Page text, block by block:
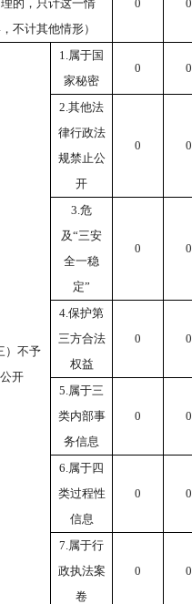
的，只计这一情
不计其他情形）
0 0
）不予
公开
1.属于国
家秘密
0 0
2.其他法
律行政法
规禁止公
开
0 0
3.危
及“三安
全一稳
定”
0 0
4.保护第
三方合法
权益
0 0
5.属于三
类内部事
务信息
0 0
6.属于四
类过程性
信息
0 0
7.属于行
政执法案
卷
0 0